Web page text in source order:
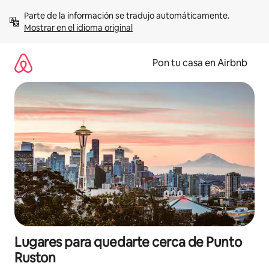
contenidoMostrar en el idioma original
Pon tu casa en Airbnb
Lugares para quedarte cerca de Punto
Ruston